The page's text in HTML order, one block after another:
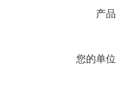
产品
您的单位